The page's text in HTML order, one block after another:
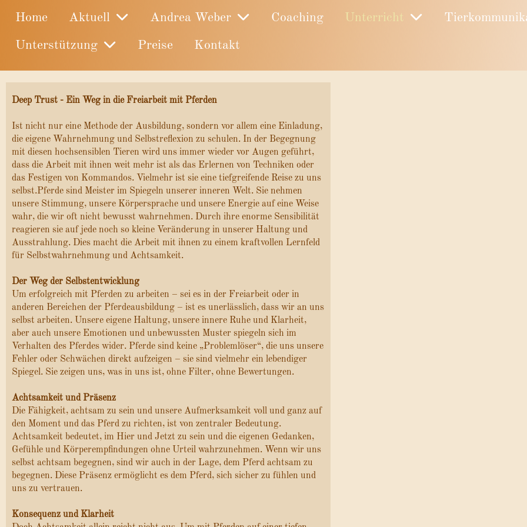
Home Aktuell Andrea Weber Coaching Unterricht
Unterstützung Preise Kontakt
Deep Trust - Ein Weg in die Freiarbeit mit Pferden
Ist nicht nur eine Methode der Ausbildung, sondern vor allem eine Einladung,
die eigene Wahrnehmung und Selbstreflexion zu schulen. In der Begegnung
mit diesen hochsensiblen Tieren wird uns immer wieder vor Augen geführt,
dass die Arbeit mit ihnen weit mehr ist als das Erlernen von Techniken oder
das Festigen von Kommandos. Vielmehr ist sie eine tiefgreifende Reise zu uns
selbst.Pferde sind Meister im Spiegeln unserer inneren Welt. Sie nehmen
unsere Stimmung, unsere Körpersprache und unsere Energie auf eine Weise
wahr, die wir oft nicht bewusst wahrnehmen. Durch ihre enorme Sensibilität
reagieren sie auf jede noch so kleine Veränderung in unserer Haltung und
Ausstrahlung. Dies macht die Arbeit mit ihnen zu einem kraftvollen Lernfeld
für Selbstwahrnehmung und Achtsamkeit.
Der Weg der Selbstentwicklung
Um erfolgreich mit Pferden zu arbeiten – sei es in der Freiarbeit oder in
anderen Bereichen der Pferdeausbildung – ist es unerlässlich, dass wir an uns
selbst arbeiten. Unsere eigene Haltung, unsere innere Ruhe und Klarheit,
aber auch unsere Emotionen und unbewussten Muster spiegeln sich im
Verhalten des Pferdes wider. Pferde sind keine „Problemlöser“, die uns unsere
Fehler oder Schwächen direkt aufzeigen – sie sind vielmehr ein lebendiger
Spiegel. Sie zeigen uns, was in uns ist, ohne Filter, ohne Bewertungen.
Achtsamkeit und Präsenz
Die Fähigkeit, achtsam zu sein und unsere Aufmerksamkeit voll und ganz auf
den Moment und das Pferd zu richten, ist von zentraler Bedeutung.
Achtsamkeit bedeutet, im Hier und Jetzt zu sein und die eigenen Gedanken,
Gefühle und Körperempfindungen ohne Urteil wahrzunehmen. Wenn wir uns
selbst achtsam begegnen, sind wir auch in der Lage, dem Pferd achtsam zu
begegnen. Diese Präsenz ermöglicht es dem Pferd, sich sicher zu fühlen und
uns zu vertrauen.
Konsequenz und Klarheit